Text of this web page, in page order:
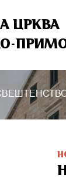
ЦРКВА